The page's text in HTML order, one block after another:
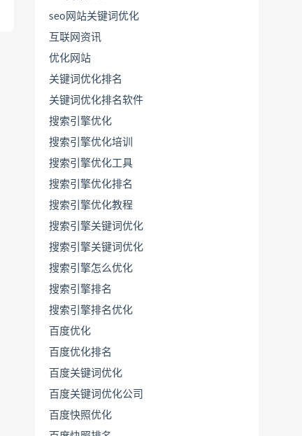
seo网站关键词优化
互联网资讯
优化网站
关键词优化排名
关键词优化排名软件
搜索引擎优化
搜索引擎优化培训
搜索引擎优化工具
搜索引擎优化排名
搜索引擎优化教程
搜索引擎关键词优化
搜索引擎关键词优化
搜索引擎怎么优化
搜索引擎排名
搜索引擎排名优化
百度优化
百度优化排名
百度关键词优化
百度关键词优化公司
百度快照优化